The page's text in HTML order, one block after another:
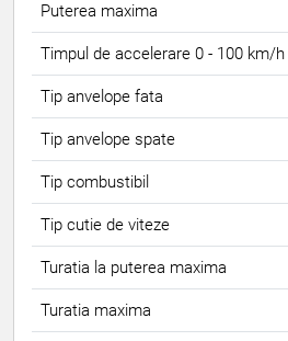
Puterea maxima
Timpul de accelerare 0 - 100 km/h
Tip anvelope fata
Tip anvelope spate
Tip combustibil
Tip cutie de viteze
Turatia la puterea maxima
Turatia maxima